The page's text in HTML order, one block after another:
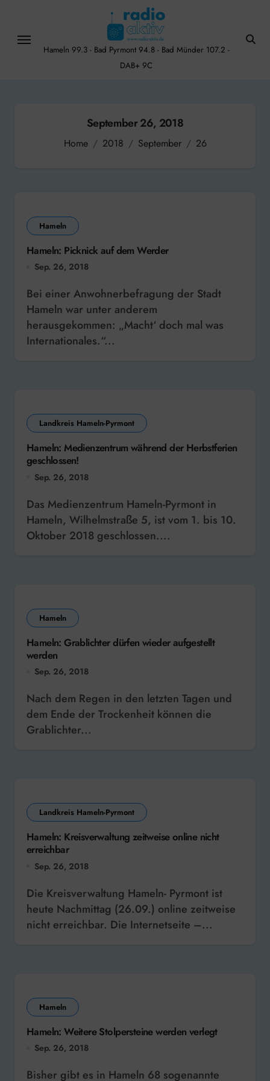
content
Hameln 99.3 - Bad Pyrmont 94.8 - Bad Münder 107.2 -
DAB+ 9C
September 26, 2018
Home 2018 September 26
Hameln
Hameln: Picknick auf dem Werder
Sep. 26, 2018
Bei einer Anwohnerbefragung der Stadt
Hameln war unter anderem
herausgekommen: „Macht‘ doch mal was
Internationales.“...
Landkreis Hameln-Pyrmont
Hameln: Medienzentrum während der Herbstferien
geschlossen!
Sep. 26, 2018
Das Medienzentrum Hameln-Pyrmont in
Hameln, Wilhelmstraße 5, ist vom 1. bis 10.
Oktober 2018 geschlossen....
Hameln
Hameln: Grablichter dürfen wieder aufgestellt
werden
Sep. 26, 2018
Nach dem Regen in den letzten Tagen und
dem Ende der Trockenheit können die
Grablichter...
Landkreis Hameln-Pyrmont
Hameln: Kreisverwaltung zeitweise online nicht
erreichbar
Sep. 26, 2018
Die Kreisverwaltung Hameln- Pyrmont ist
heute Nachmittag (26.09.) online zeitweise
nicht erreichbar. Die Internetseite –...
Hameln
Hameln: Weitere Stolpersteine werden verlegt
Sep. 26, 2018
Bisher gibt es in Hameln 68 sogenannte